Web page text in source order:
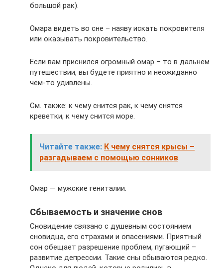
большой рак).
Омара видеть во сне – наяву искать покровителя
или оказывать покровительство.
Если вам приснился огромный омар – то в дальнем
путешествии, вы будете приятно и неожиданно
чем-то удивлены.
См. также: к чему снится рак, к чему снятся
креветки, к чему снится море.
Читайте также: К чему снятся крысы –
разгадываем с помощью сонников
Омар — мужские гениталии.
Сбываемость и значение снов
Сновидение связано с душевным состоянием
сновидца, его страхами и опасениями. Приятный
сон обещает разрешение проблем, пугающий –
развитие депрессии. Такие сны сбываются редко.